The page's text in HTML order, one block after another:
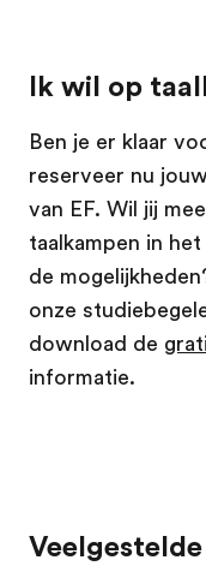
Ik wil op
Ben je er klaar
reserveer nu
van EF. Wil jij
taalkampen in
de
onze
download de
informatie.